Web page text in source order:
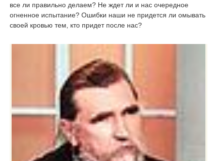
все ли правильно делаем? Не ждет ли и нас очередное
огненное испытание? Ошибки наши не придется ли омывать
своей кровью тем, кто придет после нас?